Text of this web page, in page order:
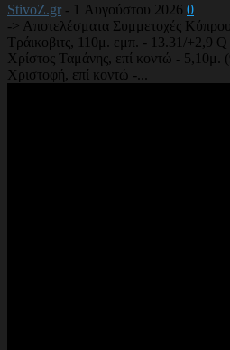
StivoZ.gr - 1 Αυγούστου 2026 0
-> Αποτελέσματα Συμμετοχές
Τράικοβιτς, 110μ. εμπ. - 13.31/+2,9
Χρίστος Ταμάνης, επί κοντώ - 5,10μ.
Χριστοφή, επί κοντώ -...